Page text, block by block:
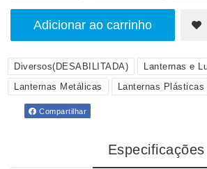
Adicionar ao carrinho
Diversos(DESABILITADA)
Lanternas e
Lanternas Metálicas
Lanternas Plásticas
Compartilhar
Especificações